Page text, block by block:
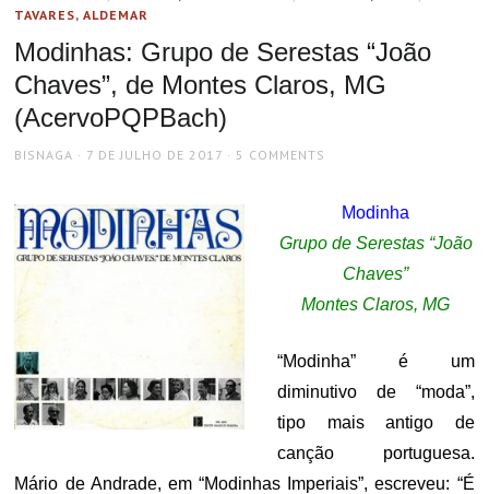
TAVARES, ALDEMAR
Modinhas: Grupo de Serestas “João
Chaves”, de Montes Claros, MG
(AcervoPQPBach)
AUTHOR
BISNAGA
POSTED
7 DE JULHO DE 2017 5 COMMENTS
Modinha
Grupo de Serestas “João
Chaves”
Montes Claros, MG
“Modinha” é um
diminutivo de “moda”,
tipo mais antigo de
canção portuguesa.
Mário de Andrade, em “Modinhas Imperiais”, escreveu: “É